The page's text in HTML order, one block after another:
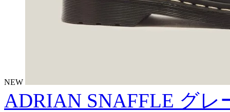
NEW
ADRIAN SNAFFLE グ